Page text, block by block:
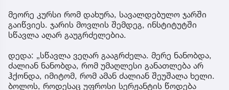
მეორე კურსი რომ დახურა, სავალდებულო ჯარში
გაიწვიეს. ჯარის მოვლის შემდეგ, ინსტიტუტში
სწავლა აღარ გაუგრძელებია.
დედა: „სწავლა ვეღარ გააგრძელა. მერე ნანობდა,
ძალიან ნანობდა, რომ უმაღლესი განათლება არ
ჰქონდა, იმიტომ, რომ ამან ძალიან შეუშალა ხელი.
ბოლოს, როდესაც უფროსი სერჟანტის წოდება